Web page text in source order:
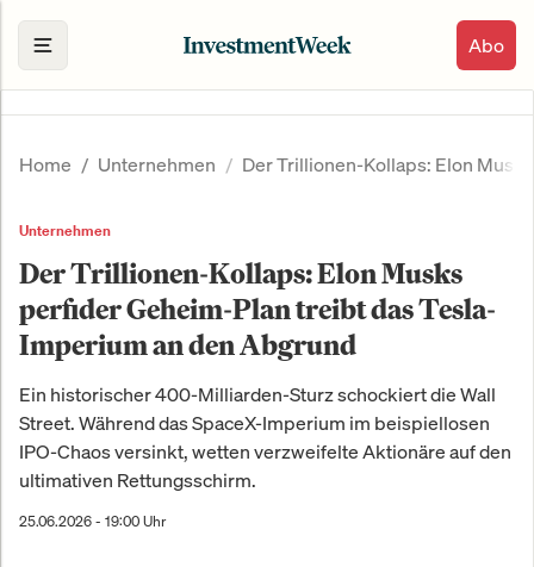
Abo
Home Unternehmen Der Trillionen-Kollaps: Elon
Unternehmen
Der Trillionen-Kollaps: Elon Musks
perfider Geheim-Plan treibt das Tesla-
Imperium an den Abgrund
Ein historischer 400-Milliarden-Sturz schockiert die Wall
Street. Während das SpaceX-Imperium im beispiellosen
IPO-Chaos versinkt, wetten verzweifelte Aktionäre auf den
ultimativen Rettungsschirm.
25.06.2026 - 19:00 Uhr